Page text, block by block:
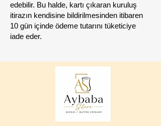
edebilir. Bu halde, kartı çıkaran kuruluş
itirazın kendisine bildirilmesinden itibaren
10 gün içinde ödeme tutarını tüketiciye
iade eder.